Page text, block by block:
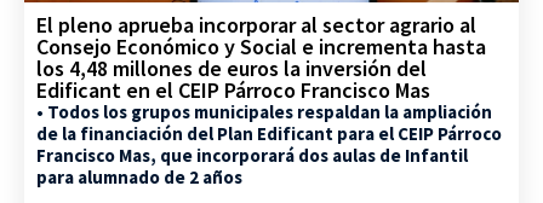
El pleno aprueba incorporar al sector agrario al
Consejo Económico y Social e incrementa hasta
los 4,48 millones de euros la inversión del
Edificant en el CEIP Párroco Francisco Mas
• Todos los grupos municipales respaldan la ampliación
de la financiación del Plan Edificant para el CEIP Párroco
Francisco Mas, que incorporará dos aulas de Infantil
para alumnado de 2 años